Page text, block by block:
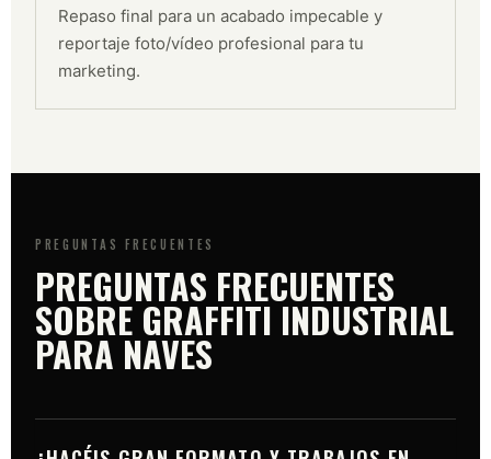
Repaso final para un acabado impecable y
reportaje foto/vídeo profesional para tu
marketing.
PREGUNTAS FRECUENTES
PREGUNTAS FRECUENTES
SOBRE GRAFFITI INDUSTRIAL
PARA NAVES